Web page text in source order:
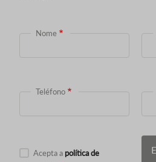
Nome
Teléfono
Acepta a política de